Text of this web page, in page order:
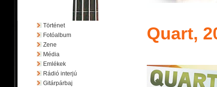
Történet
Fotóalbum
Zene
Média
Emlékek
Rádió interjú
Gitárpárbaj
Quart,